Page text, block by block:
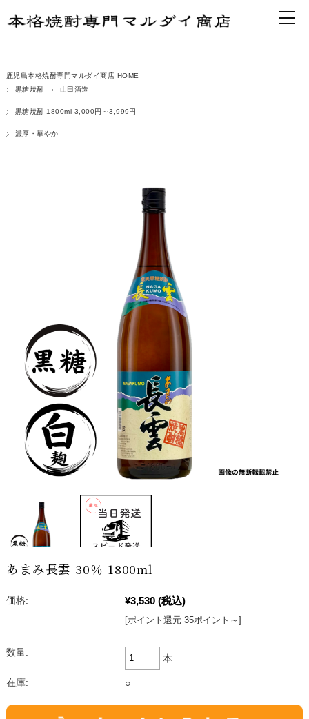
鹿児島本格焼酎専門マルダイ商店 HOME
黒糖焼酎
山田酒造
黒糖焼酎 1800ml 3,000円～3,999円
濃厚・華やか
あまみ長雲 30％ 1800ml
価格: ¥3,530 (税込)
[ポイント還元 35ポイント～]
数量:
本
在庫: ○